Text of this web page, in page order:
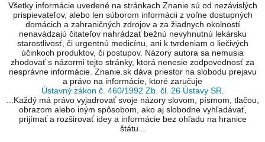
Všetky informácie uvedené na stránkach Znanie sú od nezávislých
prispievateľov, alebo len súborom informácii z voľne dostupných
domácich a zahraničných zdrojov a za žiadnych okolností
nenavádzajú čitateľov nahrádzať bežnú nevyhnutnú lekársku
starostlivosť, či urgentnú medicínu, ani k tvrdeniam o liečivých
účinkoch produktov, či postupov. Názory autora sa nemusia
zhodovať s názormi tejto stránky, ktorá nenesie zodpovednosť za
nesprávne informácie. Znanie.sk dáva priestor na slobodu prejavu
a právo na informácie, ktoré zaručuje
Ústavný zákon č. 460/1992 Zb. čl. 26 Ústavy SR
...Každý má právo vyjadrovať svoje názory slovom, písmom, tlačou,
obrazom alebo iným spôsobom, ako aj slobodne vyhľadávať,
prijímať a rozširovať idey a informácie bez ohľadu na hranice
štátu...